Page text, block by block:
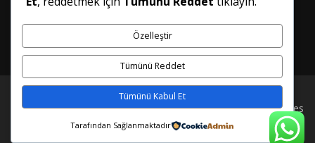
Telif hakkı © 2026 İSTANBUL PİMAPEN TAMİRİ–FameThemes
tarafındanOnePressteması
Özelleştir
Tümünü Reddet
Tümünü Kabul Et
Tarafından Sağlanmaktadır